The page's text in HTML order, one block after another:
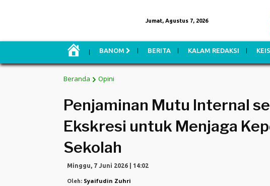
Jumat, Agustus 7, 2026
M
BANOM BERITA KALAM REDAKSI
Beranda Opini
Penjaminan Mutu Internal
Ekskresi untuk Menjaga
Sekolah
Minggu, 7 Juni 2026 | 14:02
Oleh: Syaifudin Zuhri